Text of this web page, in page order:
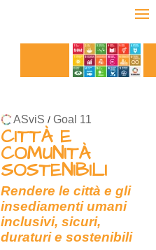
ASviS / Goal 11
CITTÀ E
COMUNITÀ
SOSTENIBILI
Rendere le città e gli
insediamenti umani
inclusivi, sicuri,
duraturi e sostenibili